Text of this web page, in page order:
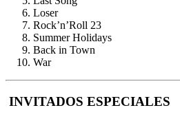
Loser
Rock’n’Roll 23
Summer Holidays
Back in Town
War
INVITADOS ESPECIALES